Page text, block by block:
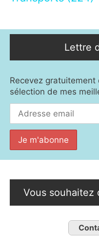
Lettre
Recevez
sélection de mes
Vous souhaitez